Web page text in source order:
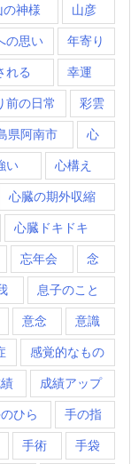
の神様 山彦
の思い 年寄り
れる 幸運
前の日常 彩雲
県阿南市 心
い 心構え
心臓の期外収縮
心臓ドキドキ
忘年会 念
息子のこと
意念 意識
感覚的なもの
成績アップ
ひら 手の指
手術 手袋